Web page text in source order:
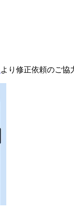
より修正依頼のご協